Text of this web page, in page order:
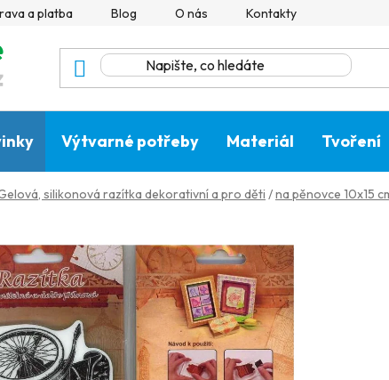
a platba Blog O nás Kontakty
Výtvarné potřeby Materiál Tvoření
silikonová razítka dekorativní a pro děti /na pěnovce 10x15